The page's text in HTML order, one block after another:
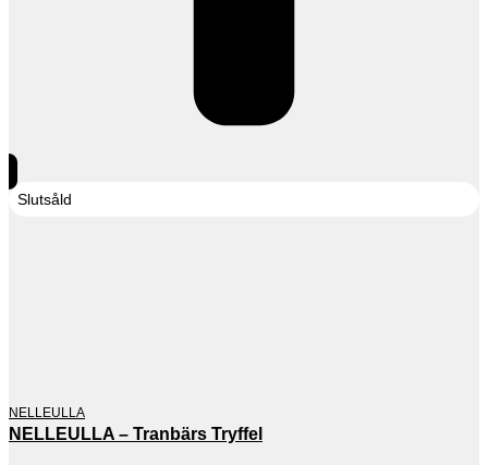
Slutsåld
NELLEULLA
NELLEULLA – Tranbärs Tryffel